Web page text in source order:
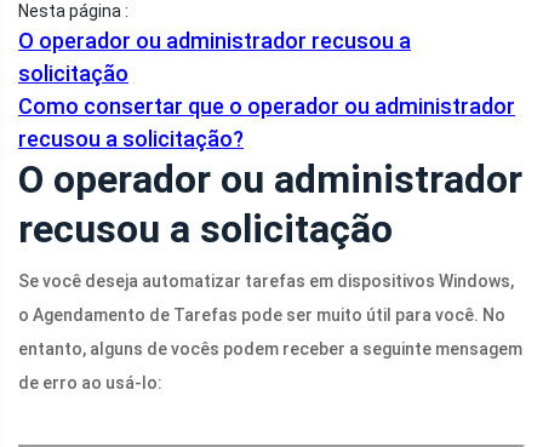
Nesta página :
O operador ou administrador recusou a
solicitação
Como consertar que o operador ou administrador
recusou a solicitação?
O operador ou administrador
recusou a solicitação
Se você deseja automatizar tarefas em dispositivos Windows,
o Agendamento de Tarefas pode ser muito útil para você. No
entanto, alguns de vocês podem receber a seguinte mensagem
de erro ao usá-lo: